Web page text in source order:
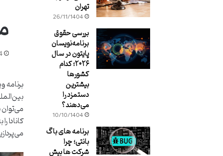
می‌توان
کانادا
تهران
26/11/1404
بررسی حقوق
برنامه‌نویسان
پایتون در سال
۲۰۲۶؛ کدام
کشورها
بیشترین
دستمزد را
می‌دهند؟
10/10/1404
برنامه های باگ
بانتی؛ چرا
شرکت ها بیش